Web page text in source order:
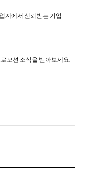
계에서 신뢰받는 기업
모션 소식을 받아보세요.